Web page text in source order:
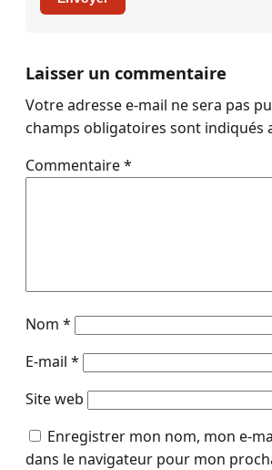
Laisser un commentaire
Votre adresse e-mail ne sera pas
champs obligatoires sont indiqués
Commentaire*
Nom *
E-mail *
Site web
Enregistrer mon nom, mon e-
dans le navigateur pour mon